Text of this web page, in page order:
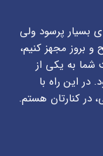
بسیار پرسود ولی
بروز مجهز کنیم،
شما به یکی از
در این راه با
در کنارتان هستم.